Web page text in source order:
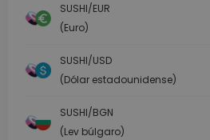
SUSHI/EUR
(Euro)
SUSHI/USD
(Dólar estadounidense)
SUSHI/BGN
(Lev búlgaro)